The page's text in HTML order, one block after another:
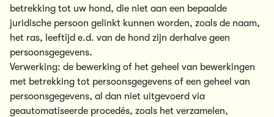
betrekking tot uw hond, die niet aan een bepaalde
juridische persoon gelinkt kunnen worden, zoals de naam,
het ras, leeftijd e.d. van de hond zijn derhalve geen
persoonsgegevens.
Verwerking: de bewerking of het geheel van bewerkingen
met betrekking tot persoonsgegevens of een geheel van
persoonsgegevens, al dan niet uitgevoerd via
geautomatiseerde procedés, zoals het verzamelen,